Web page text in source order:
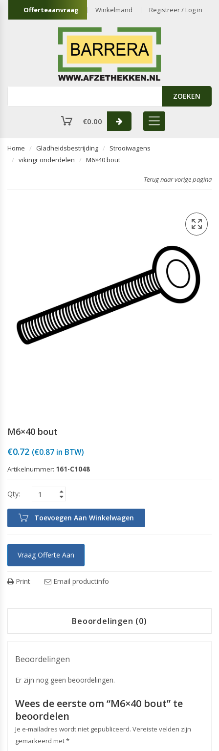
Offerteaanvraag Winkelmand Registreer / Log in
ZOEKEN
€0.00
Home Gladheidsbestrijding
Strooiwagens
vikingr onderdelen
M6×40 bout
Terug naar vorige pagina
M6×40 bout
€0.72 (€0.87 in BTW)
Artikelnummer: 161-C1048
Toevoegen Aan Winkelwagen
Vraag Offerte Aan
Print Email productinfo
Beoordelingen (0)
Beoordelingen
Er zijn nog geen beoordelingen.
Wees de eerste om “M6×40 bout” te
beoordelen
Je e-mailadres wordt niet gepubliceerd. Vereiste velden zijn
gemarkeerd met*